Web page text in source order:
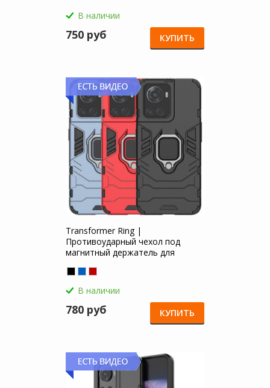
В наличии
750 руб КУПИТЬ
Transformer Ring |
Противоударный чехол под
магнитный держатель для
В наличии
780 руб КУПИТЬ